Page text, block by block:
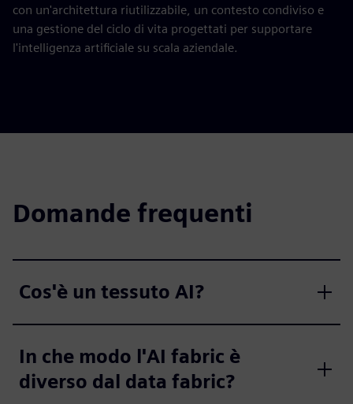
con un'architettura riutilizzabile, un contesto condiviso e
una gestione del ciclo di vita progettati per supportare
l'intelligenza artificiale su scala aziendale.
Domande frequenti
Cos'è un tessuto AI?
In che modo l'AI fabric è
diverso dal data fabric?